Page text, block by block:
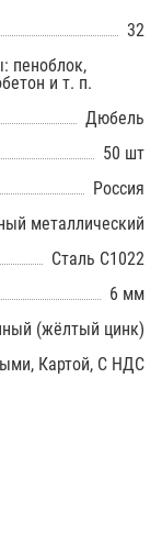
32
пеноблок,
и т. п.
Дюбель
50 шт
Россия
металлический
Сталь С1022
6 мм
(жёлтый цинк)
Картой, С НДС